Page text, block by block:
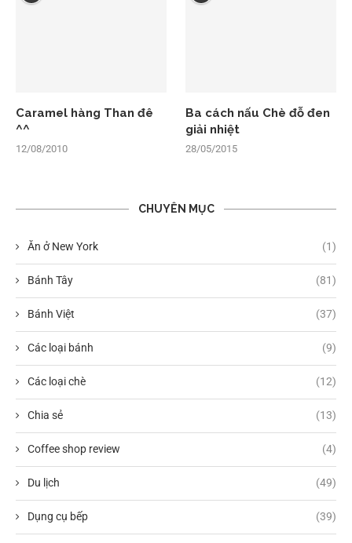
Caramel hàng Than đê
^^
12/08/2010
Ba cách nấu Chè đỗ đen
giải nhiệt
28/05/2015
CHUYÊN MỤC
Ăn ở New York (1)
Bánh Tây (81)
Bánh Việt (37)
Các loại bánh (9)
Các loại chè (12)
Chia sẻ (13)
Coffee shop review (4)
Du lịch (49)
Dụng cụ bếp (39)